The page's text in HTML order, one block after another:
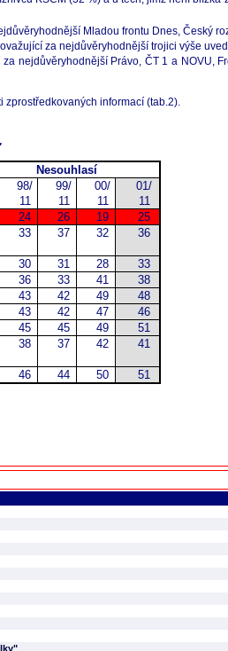
Mladou frontu Dnes, Český
za nejdůvěryhodnější trojici výše
nejdůvěryhodnější Právo, ČT 1 a NOVU,
informací (tab.2).
Nesouhlasí
98/
11
99/
11
00/
11
01/
11
24 26 19
25
33 37 32 36
30 31 28
33
36 33 41
38
43 42 49
48
43 42 47
46
45 45 49
51
38 37 42 41
46 44 50
51